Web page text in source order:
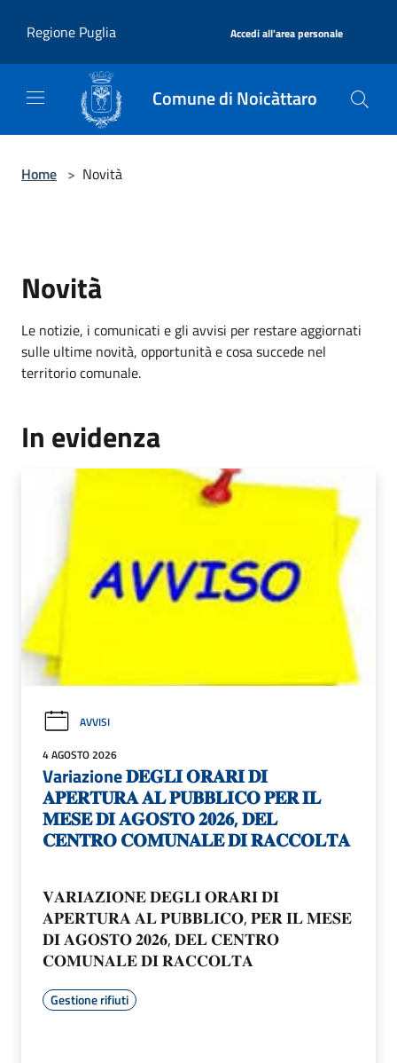
Regione Puglia
Accedi all'area personale
Comune di Noicàttaro
Home > Novità
Novità
Le notizie, i comunicati e gli avvisi per restare aggiornati
sulle ultime novità, opportunità e cosa succede nel
territorio comunale.
In evidenza
AVVISI
4 AGOSTO 2026
Variazione 𝐃𝐄𝐆𝐋𝐈 𝐎𝐑𝐀𝐑𝐈 𝐃𝐈
𝐀𝐏𝐄𝐑𝐓𝐔𝐑𝐀 𝐀𝐋 𝐏𝐔𝐁𝐁𝐋𝐈𝐂𝐎 𝐏𝐄𝐑 𝐈𝐋
𝐌𝐄𝐒𝐄 𝐃𝐈 𝐀𝐆𝐎𝐒𝐓𝐎 𝟐𝟎𝟐𝟔, 𝐃𝐄𝐋
𝐂𝐄𝐍𝐓𝐑𝐎 𝐂𝐎𝐌𝐔𝐍𝐀𝐋𝐄 𝐃𝐈 𝐑𝐀𝐂𝐂𝐎𝐋𝐓𝐀
𝐕𝐀𝐑𝐈𝐀𝐙𝐈𝐎𝐍𝐄 𝐃𝐄𝐆𝐋𝐈 𝐎𝐑𝐀𝐑𝐈 𝐃𝐈
𝐀𝐏𝐄𝐑𝐓𝐔𝐑𝐀 𝐀𝐋 𝐏𝐔𝐁𝐁𝐋𝐈𝐂𝐎, 𝐏𝐄𝐑 𝐈𝐋 𝐌𝐄𝐒𝐄
𝐃𝐈 𝐀𝐆𝐎𝐒𝐓𝐎 𝟐𝟎𝟐𝟔, 𝐃𝐄𝐋 𝐂𝐄𝐍𝐓𝐑𝐎
𝐂𝐎𝐌𝐔𝐍𝐀𝐋𝐄 𝐃𝐈 𝐑𝐀𝐂𝐂𝐎𝐋𝐓𝐀
Gestione rifiuti